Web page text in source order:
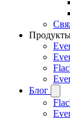
Блог